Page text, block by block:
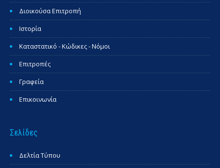
Διοικούσα Επιτροπή
Ιστορία
Καταστατικό - Κώδικες - Νόμοι
Επιτροπές
Γραφεία
Επικοινωνία
Σελίδες
Δελτία Τύπου